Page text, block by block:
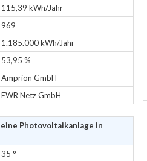
115,39 kWh/Jahr
969
1.185.000 kWh/Jahr
53,95 %
Amprion GmbH
EWR Netz GmbH
Photovoltaikanlage in
35 °